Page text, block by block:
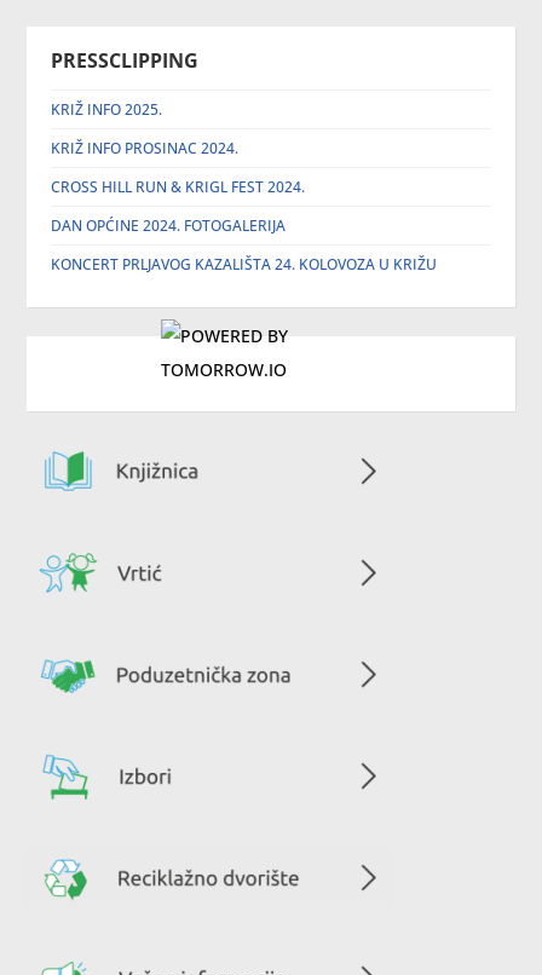
PRESSCLIPPING
KRIŽ INFO 2025.
KRIŽ INFO PROSINAC 2024.
CROSS HILL RUN & KRIGL FEST 2024.
DAN OPĆINE 2024. FOTOGALERIJA
KONCERT PRLJAVOG KAZALIŠTA 24. KOLOVOZA U KRIŽU